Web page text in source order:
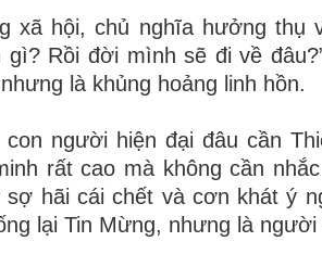
xã hội, chủ nghĩa hưởng thụ
Rồi đời mình sẽ đi về
là khủng hoảng linh hồn.
người hiện đại đâu cần
rất cao mà không cần
hãi cái chết và cơn khát ý
lại Tin Mừng, nhưng là